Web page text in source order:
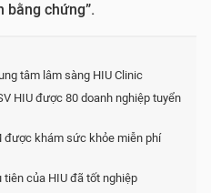
bằng chứng”.
tâm lâm sàng HIU Clinic
HIU được 80 doanh nghiệp tuyển
được khám sức khỏe miễn phí
tiên của HIU đã tốt nghiệp